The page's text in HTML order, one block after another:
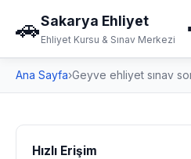
🚗Sakarya Ehliyet
Ehliyet Kursu & Sınav Merkezi
Ana Sayfa›Geyve ehliyet sınav
Hızlı Erişim